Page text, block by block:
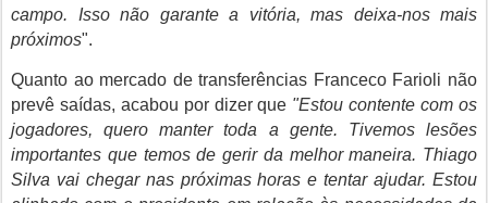
campo. Isso não garante a vitória, mas deixa-nos mais
próximos".
Quanto ao mercado de transferências Franceco Farioli não
prevê saídas, acabou por dizer que "Estou contente com os
jogadores, quero manter toda a gente. Tivemos lesões
importantes que temos de gerir da melhor maneira. Thiago
Silva vai chegar nas próximas horas e tentar ajudar. Estou